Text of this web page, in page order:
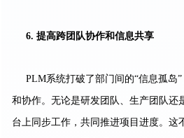
6. 提高跨团队协作和信息共享
PLM系统打破了部门间的“信息孤岛
和协作。无论是研发团队、生产团队还
台上同步工作，共同推进项目进度。这